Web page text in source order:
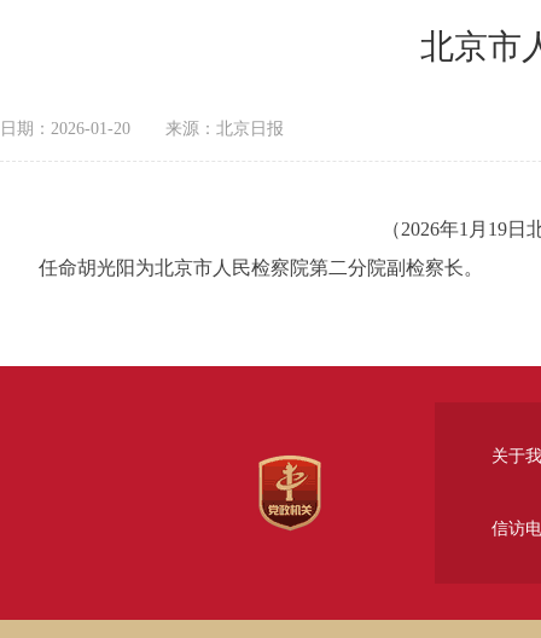
北京市
日期：2026-01-20 来源：北京日报
（2026年1月19
任命胡光阳为北京市人民检察院第二分院副检察长。
关于
信访